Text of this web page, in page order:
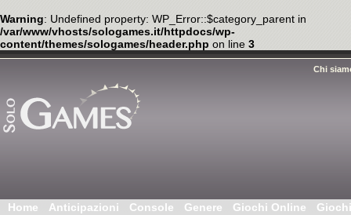
Warning: Undefined property: WP_Error::$category_parent in
/var/www/vhosts/sologames.it/httpdocs/wp-
content/themes/sologames/header.php on line 3
Chi
Home Anticipazioni Console Genere Giochi Online